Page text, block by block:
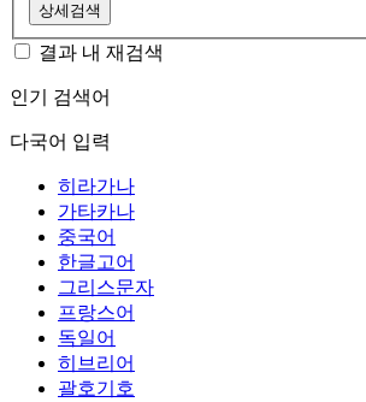
상세검색
결과 내 재검색
인기 검색어
다국어 입력
히라가나
가타카나
중국어
한글고어
그리스문자
프랑스어
독일어
히브리어
괄호기호